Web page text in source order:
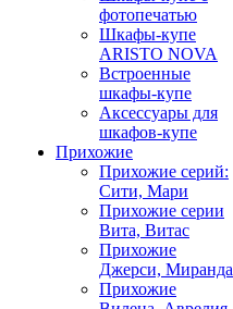
фотопечатью
Шкафы-купе
ARISTO NOVA
Встроенные
шкафы-купе
Аксессуары для
шкафов-купе
Прихожие
Прихожие серий:
Сити, Мари
Прихожие серии
Вита, Витас
Прихожие
Джерси, Миранда
Прихожие